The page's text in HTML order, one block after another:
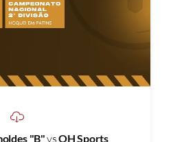
"B"vsOH Sports